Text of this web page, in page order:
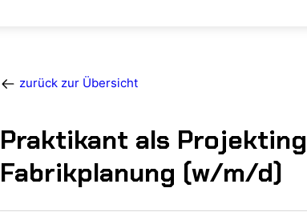
zurück zur Übersicht
Praktikant als
Fabrikplanung (w/m/d)